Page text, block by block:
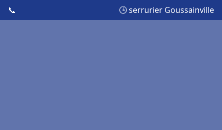
📞 🕒 serrurier Goussainville